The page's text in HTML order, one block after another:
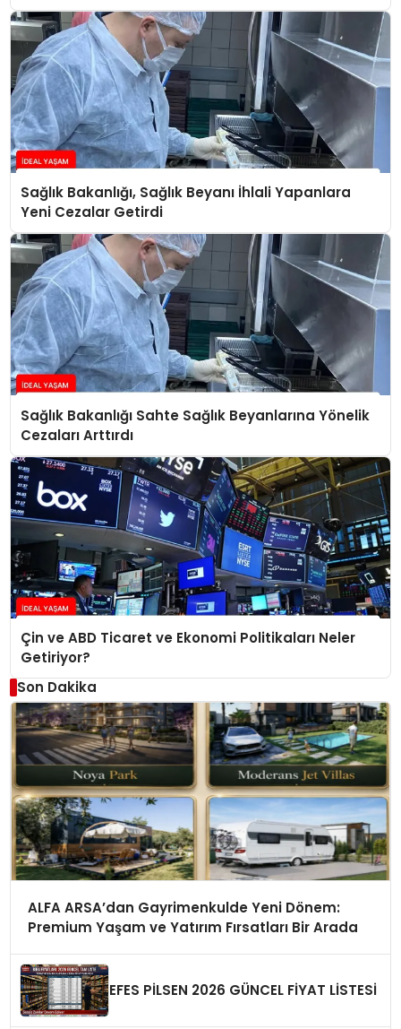
Sağlık Bakanlığı, Sağlık Beyanı İhlali Yapanlara
Yeni Cezalar Getirdi
Sağlık Bakanlığı Sahte Sağlık Beyanlarına Yönelik
Cezaları Arttırdı
Çin ve ABD Ticaret ve Ekonomi Politikaları Neler
Getiriyor?
Son Dakika
ALFA ARSA’dan Gayrimenkulde Yeni Dönem:
Premium Yaşam ve Yatırım Fırsatları Bir Arada
EFES PİLSEN 2026 GÜNCEL FİYAT LİSTESİ